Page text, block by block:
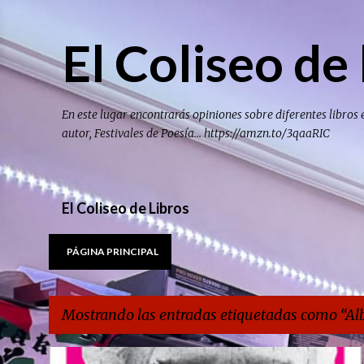
El Coliseo
En este lugar encontrarás opiniones sobre diferentes
autor, Festivales de Poesía... https://amzn.to/3qaaRIC
El Coliseo de Libros
PÁGINA PRINCIPAL
Mostrando las entradas etiquetadas como